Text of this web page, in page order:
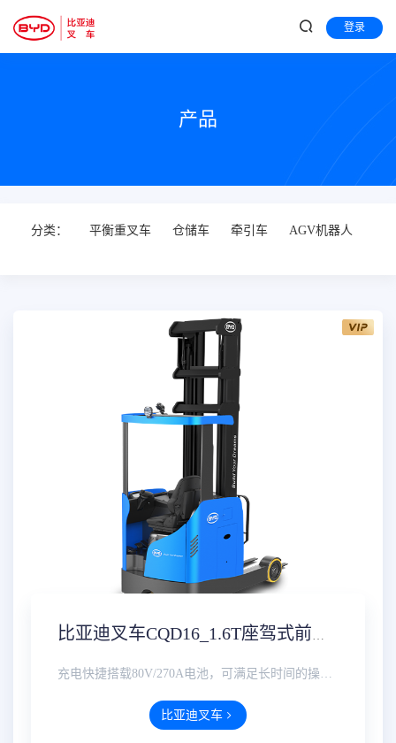
登录
产品
分类： 平衡重叉车 仓储车 牵引车 AGV机器人
比亚迪叉车CQD16_1.6T座驾式前移车价格参数配置报价多少钱一台
充电快捷搭载80V/270A电池，可满足长时间的操作需求；配置**标准充电口，充电便捷省事，高效安全···
比亚迪叉车